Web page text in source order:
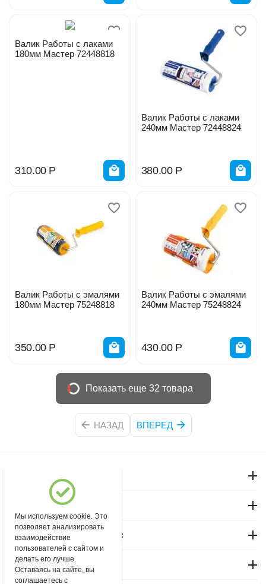
Валик Работы с лаками
180мм Мастер 72448818
310.00 Р
Валик Работы с лаками
240мм Мастер 72448824
380.00 Р
Валик Работы с эмалями
180мм Мастер 75248818
350.00 Р
Валик Работы с эмалями
240мм Мастер 75248824
430.00 Р
Показать еще 32 товара
НАЗАД ВПЕРЕД
Магазин "Северный"
Покупательский сервис
Контакты
Мы используем cookie. Это
позволяет анализировать
взаимодействие
пользователей с сайтом и
делать его лучше.
Оставаясь на сайте, вы
соглашаетесь с